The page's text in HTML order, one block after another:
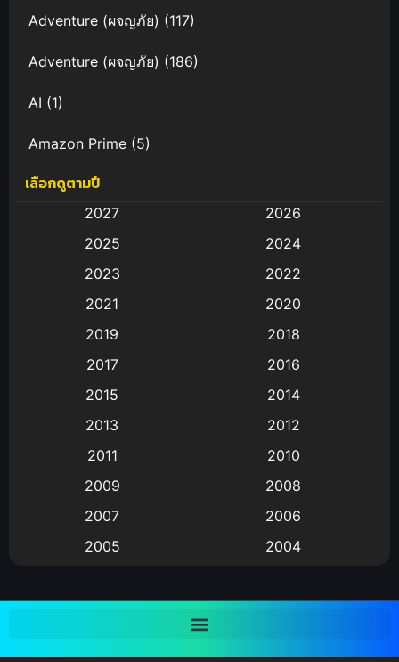
Adventure (ผจญภัย) (117)
Adventure (ผจญภัย) (186)
AI (1)
Amazon Prime (5)
Anal (ประตูหลัง)
Animation การ์ตูน
Animation อนิเมะ
Animation แอนิเมชัน
(9)
Big tits (นมใหญ่)
Bitch (ผู้หญิงร่าน)
เลือกดูตามปี
2027
2026
2025
2024
2023
2022
2021
2020
2019
2018
2017
2016
2015
2014
2013
2012
2011
2010
2009
2008
2007
2006
2005
2004